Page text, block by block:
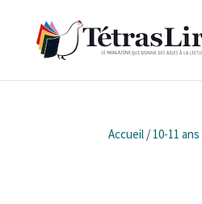
Accueil / 10-11 ans